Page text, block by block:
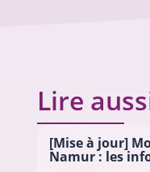
Lire
[Mise à jour]
Namur : les